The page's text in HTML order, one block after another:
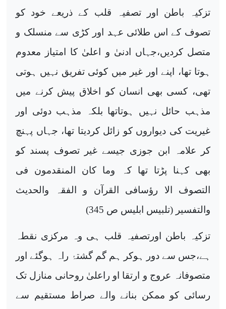
تزکیہ باطن اور تصفیہ قلب کے ذریعے خود کو
تصوف کے اس طلائی عہد اور کڑی سے منسلک و
متصل کردیں،جہاں ادنیٰ و اعلیٰ کا امتیاز معدوم
ہوتا تھا، اپنے اور غیر میں کوئی تفریق نہیں ہوتی
تھی، کسی بھی انسان کو اخلاق پیش کرنے میں
مذہب حائل نہیں ہوتاتھا بلکہ مذہب دوئی اور
غیریت کی دیواروں کو زائل کردیتا تھا، جہاں پہنچ
کر علامہ ابن جوزی جیسے غیر تصوف پسند کو
بھی کہنا پڑتا تھا کہ وما کان المنقدمون فی
التصوف الا رؤسافی القرآن و الفقہ والحدیث
والتفسیر (تلبیس ابلیس ص 345)
تزکیہ باطن اورتصفیہ قلب ہی وہ مرکزی نقطہ
ہے،جس سے دور ہوکر ہم گم گشتۂ راہ ہوگئے اور
متصوفانہ عروج و ارتقا او راعلیٰ روحانی منازل تک
رسائی کو ممکن بنانے والے صراط مستقیم سے